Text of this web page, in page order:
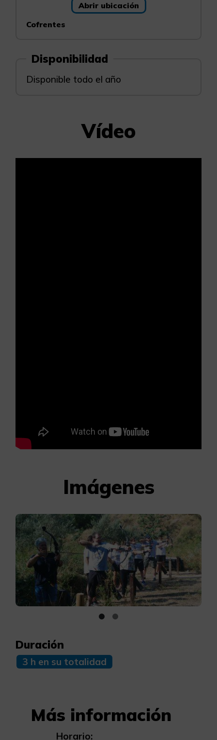
Abrir ubicación
Cofrentes
Disponibilidad
Disponible todo el año
Vídeo
Imágenes
Duración
3 h en su totalidad
Más información
Horario: